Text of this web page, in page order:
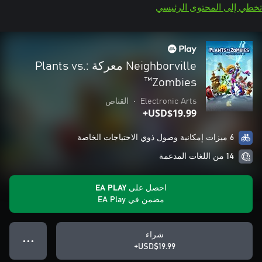
تخطي إلى المحتوى الرئيسي
Neighborville معركة :Plants vs.
Zombies™
Electronic Arts
• القناص
USD$19.99+
6 ميزات إمكانية وصول ذوي الاحتياجات الخاصة
14 من اللغات المدعمة
احصل على EA PLAY
مضمن في EA Play
شراء
USD$19.99+
● ● ●